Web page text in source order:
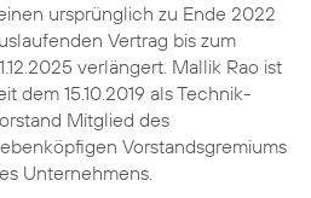
ursprünglich zu Ende 2022
Vertrag bis zum
verlängert. Mallik Rao ist
dem 15.10.2019 als Technik-
Mitglied des
Vorstandsgremiums
Unternehmens.